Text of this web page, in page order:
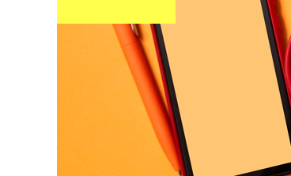
妊活の8BALANCE 〜ファ